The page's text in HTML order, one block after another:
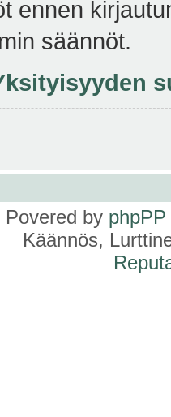
ennen
säännöt.
Povered by phpPP
Käännös,